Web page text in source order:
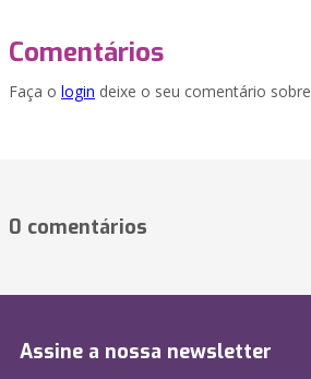
Comentários
Faça o login deixe o seu comentário
0 comentários
Assine a nossa newsletter